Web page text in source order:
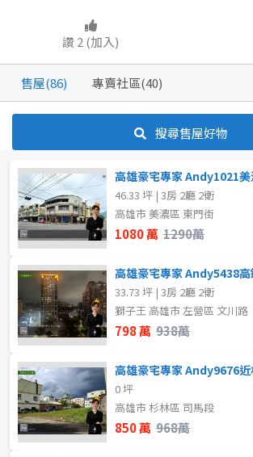
不拘
20坪
20~30 坪 30~40
50~60
60~70 坪 70~80
80坪以上
~
樓層
不拘
2樓
4樓
車位
20坪以
20~30 坪 30~40
40~50 坪
60~70 坪
80坪以上
樓層
不拘
讚 2 (加入)
售屋(86) 專賣社區(40)
搜尋售屋好物
46.33 坪 | 3房 2廳 2衛
高雄市 美濃區 東門街
1080 萬 1290萬
33.73 坪 | 3房 2廳 2衛
獅子王 高雄市 左營區 文川路
798 萬 938萬
0 坪
高雄市 杉林區 司馬段
850 萬 968萬